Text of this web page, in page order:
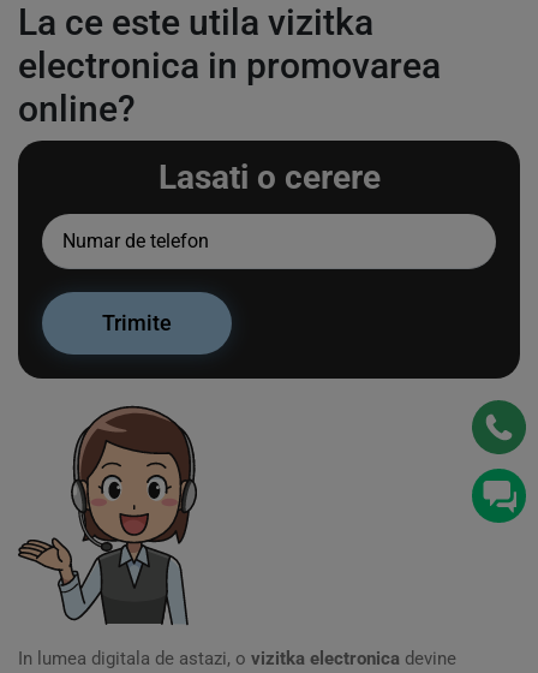
La ce este utila vizitka
electronica in promovarea
online?
Lasati o cerere
In lumea digitala de astazi, o vizitka electronica devine